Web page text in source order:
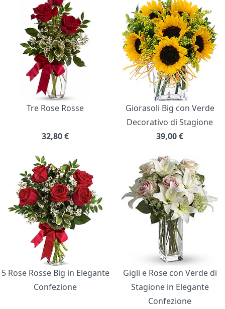
Bouquet di fiori
Tre Rose Rosse
32,80€
Giorasoli Big con Verde
Decorativo di Stagione
39,00€
5 Rose Rosse Big in Elegante
Confezione
Gigli e Rose con Verde di
Stagione in Elegante
Confezione